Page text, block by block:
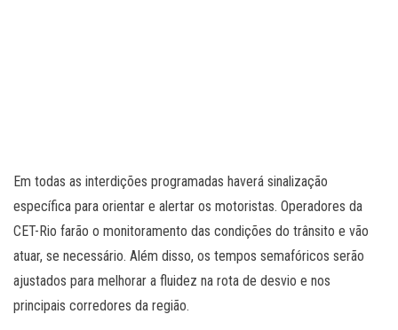
Em todas as interdições programadas haverá sinalização
específica para orientar e alertar os motoristas. Operadores da
CET-Rio farão o monitoramento das condições do trânsito e vão
atuar, se necessário. Além disso, os tempos semafóricos serão
ajustados para melhorar a fluidez na rota de desvio e nos
principais corredores da região.